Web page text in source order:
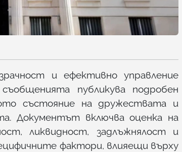
и ефективно управление
публикува подробен
състояние на дружествата и
Документът включва оценка на
ликвидност, задлъжнялост и
фактори, влияещи върху